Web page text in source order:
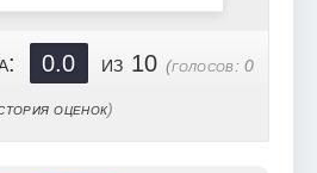
0.0 из 10(голосов:0
оценок)